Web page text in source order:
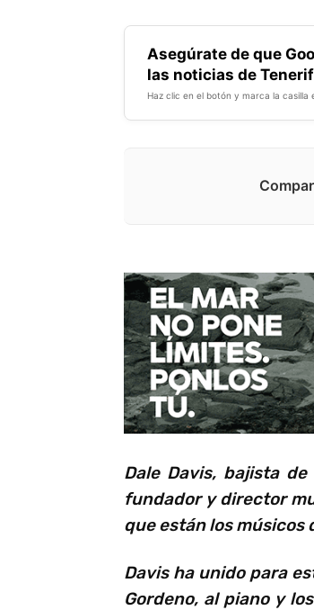
Asegúrate de que
las noticias de
Haz clic en el botón y marca la casilla
Dale Davis, bajista
fundador y director
que están los músicos
Davis ha unido para
Gordeno, al piano y